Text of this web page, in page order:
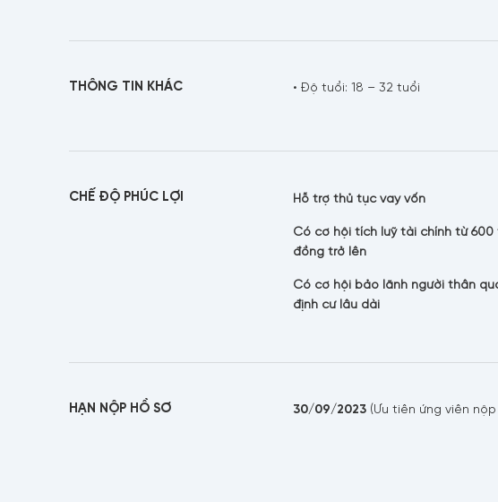
THÔNG TIN KHÁC • Độ tuổi: 18 – 32 tuổi
CHẾ ĐỘ PHÚC LỢI Hỗ trợ thủ tục vay vốn
Có cơ hội tích luỹ tài chính từ 600
đồng trở lên
Có cơ hội bảo lãnh người thân
định cư lâu dài
HẠN NỘP HỒ SƠ 30/09/2023(Ưu tiên ứng viên